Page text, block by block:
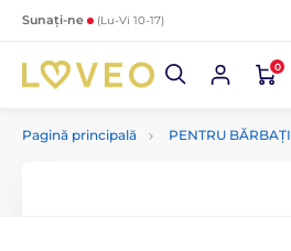
Sunați-ne (Lu-Vi 10-17)
0
Pagină principală PENTRU BĂRBAȚI